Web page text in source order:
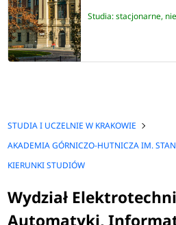
zarządzanie modern
organizacyjne
Studia: stacjonarne,
STUDIA I UCZELNIE W KRAKOWIE
KIERUNKI STUDIÓW
Wydział
Automatyki,